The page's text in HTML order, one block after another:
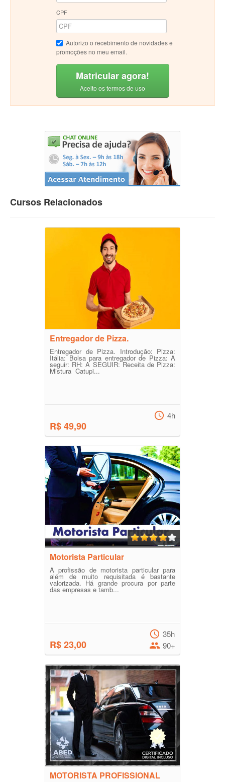
CPF
Autorizo o recebimento de novidades e
promoções no meu email.
Matricular agora!
Aceito os termos de uso
Cursos Relacionados
Entregador de Pizza.
Entregador de Pizza. Introdução: Pizza:
Itália: Bolsa para entregador de Pizza: A
seguir: RH: A SEGUIR: Receita de Pizza:
Mistura Catupi...
R$ 49,90
4h
Motorista Particular
A profissão de motorista particular para
além de muito requisitada é bastante
valorizada. Há grande procura por parte
das empresas e tamb...
R$ 23,00
35h
90+
MOTORISTA PROFISSIONAL